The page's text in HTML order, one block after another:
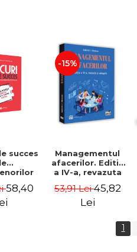
succes
sa-ti
58,40
-15%
Managementul
afacerilor. Editia
a IV-a, revazuta
Gabriel I. Nastase
53,91 Lei45,82
Lei
1